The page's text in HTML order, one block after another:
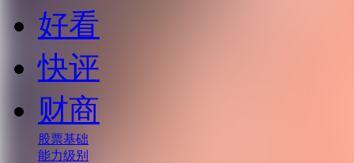
好看
快评
财商
股票基础
能力级别